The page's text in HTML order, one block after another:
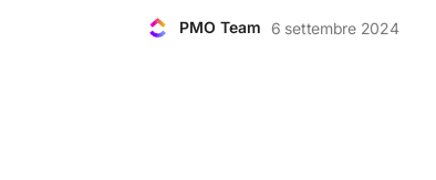
PMO Team 6 settembre 2024